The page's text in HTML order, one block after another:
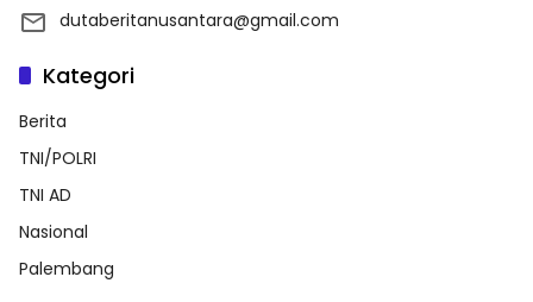
dutaberitanusantara@gmail.com
Kategori
Berita
TNI/POLRI
TNI AD
Nasional
Palembang